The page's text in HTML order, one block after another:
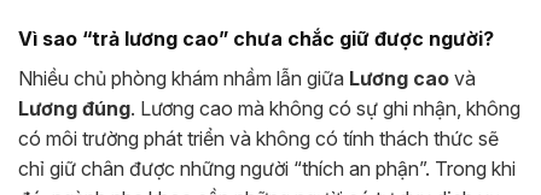
Vì sao “trả lương cao” chưa chắc giữ được người?
Nhiều chủ phòng khám nhầm lẫn giữa Lương cao và
Lương đúng. Lương cao mà không có sự ghi nhận, không
có môi trường phát triển và không có tính thách thức sẽ
chỉ giữ chân được những người “thích an phận”. Trong khi